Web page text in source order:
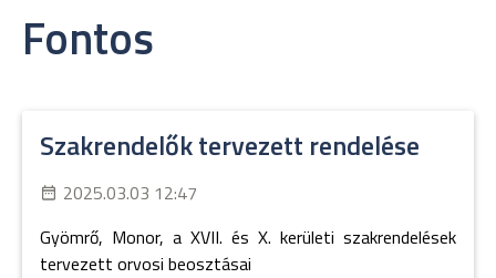
Fontos
Szakrendelők tervezett rendelése
2025.03.03 12:47
Gyömrő, Monor, a XVII. és X. kerületi szakrendelések
tervezett orvosi beosztásai